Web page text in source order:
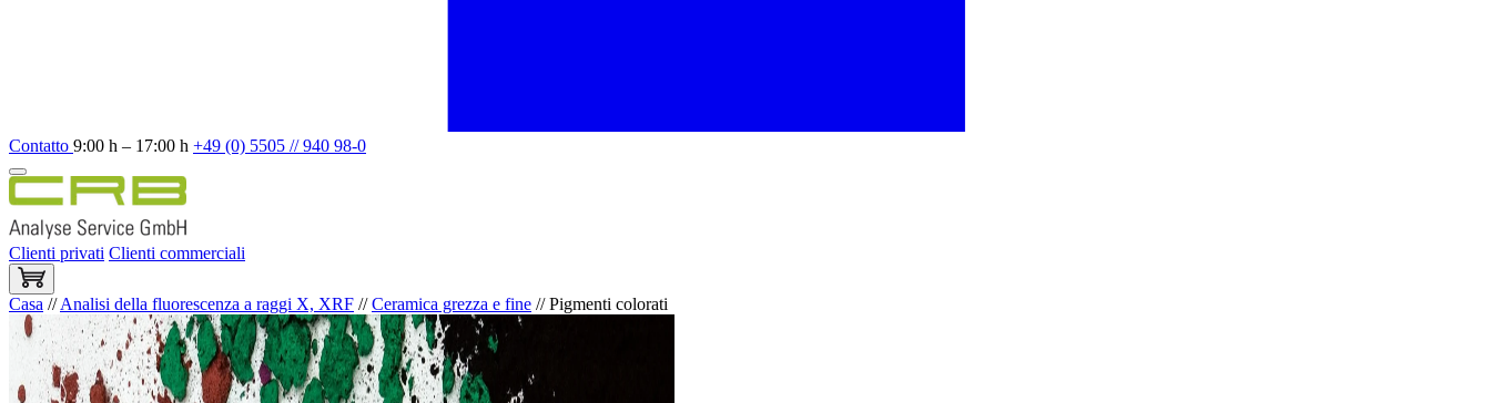
Contatto 9:00 h – 17:00 h +49 (0) 5505 // 940 98-0
Clienti privati Clienti commerciali
Casa //Analisi della fluorescenza a raggi X, XRF //Ceramica grezza e fine //Pigmenti colorati